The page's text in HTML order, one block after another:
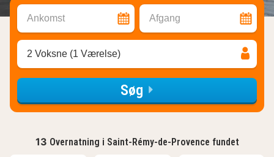
Ankomst Afgang
2 Voksne (1 Værelse)
Søg
13 Overnatning i Saint-Rémy-de-Provence fundet